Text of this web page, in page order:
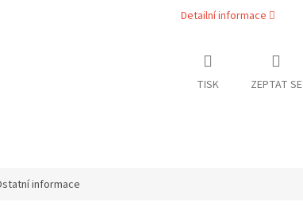
Detailní informace
TISK ZEPTAT SE
informace